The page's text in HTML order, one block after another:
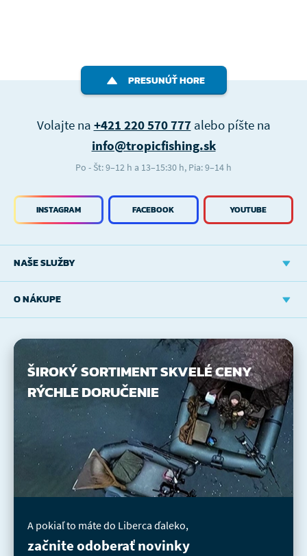
PRESUNÚŤ HORE
NAŠE SLUŽBY
O NÁKUPE
INSTAGRAM FACEBOOK YOUTUBE
Volajte na +421 220 570 777alebo píšte na
info@tropicfishing.sk
Po - Št: 9–12 h a 13–15:30 h, Pia: 9–14 h
ŠIROKÝ SORTIMENTSKVELÉ CENY
RÝCHLE DORUČENIE
A pokiaľ to máte do Liberca ďaleko,
začnite odoberať novinky